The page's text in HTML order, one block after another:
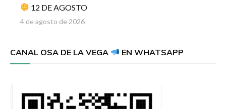
12 DE AGOSTO
4 de agosto de 2026
CANAL OSA DE LA VEGA EN WHATSAPP